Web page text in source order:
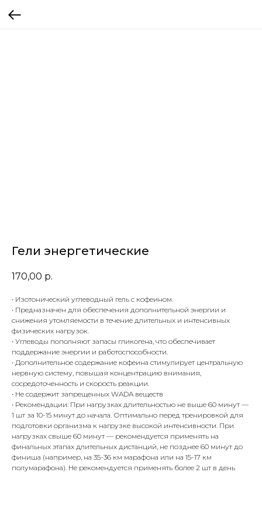
Гели энергетические
170,00 р.
• Изотонический углеводный гель с кофеином.
• Предназначен для обеспечения дополнительной энергии и
снижения утомляемости в течение длительных и интенсивных
физических нагрузок.
• Углеводы пополняют запасы гликогена, что обеспечивает
поддержание энергии и работоспособности.
• Дополнительное содержание кофеина стимулирует центральную
нервную систему, повышая концентрацию внимания,
сосредоточенность и скорость реакции.
• Не содержит запрещенных WADA веществ
• Рекомендации: При нагрузках длительностью не выше 60 минут —
1 шт за 10-15 минут до начала. Оптимально перед тренировкой для
подготовки организма к нагрузке высокой интенсивности. При
нагрузках свыше 60 минут — рекомендуется применять на
финальных этапах длительных дистанций, не позднее 60 минут до
финиша (например, на 35-36 км марафона или на 15-17 км
полумарафона). Не рекомендуется применять более 2 шт в день